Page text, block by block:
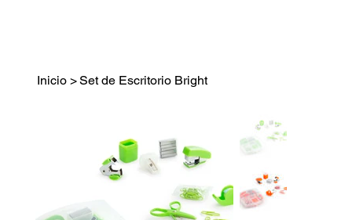
Inicio >Set de Escritorio Bright